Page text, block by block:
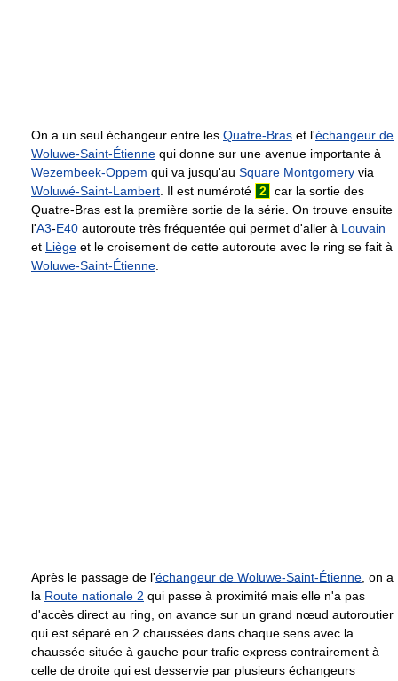
On a un seul échangeur entre les Quatre-Bras et l'échangeur de
Woluwe-Saint-Étienne qui donne sur une avenue importante à
Wezembeek-Oppem qui va jusqu'au Square Montgomery via
Woluwé-Saint-Lambert. Il est numéroté 2 car la sortie des
Quatre-Bras est la première sortie de la série. On trouve ensuite
l'A3-E40 autoroute très fréquentée qui permet d'aller à Louvain
et Liège et le croisement de cette autoroute avec le ring se fait à
Woluwe-Saint-Étienne.
Après le passage de l'échangeur de Woluwe-Saint-Étienne, on a
la Route nationale 2 qui passe à proximité mais elle n'a pas
d'accès direct au ring, on avance sur un grand nœud autoroutier
qui est séparé en 2 chaussées dans chaque sens avec la
chaussée située à gauche pour trafic express contrairement à
celle de droite qui est desservie par plusieurs échangeurs